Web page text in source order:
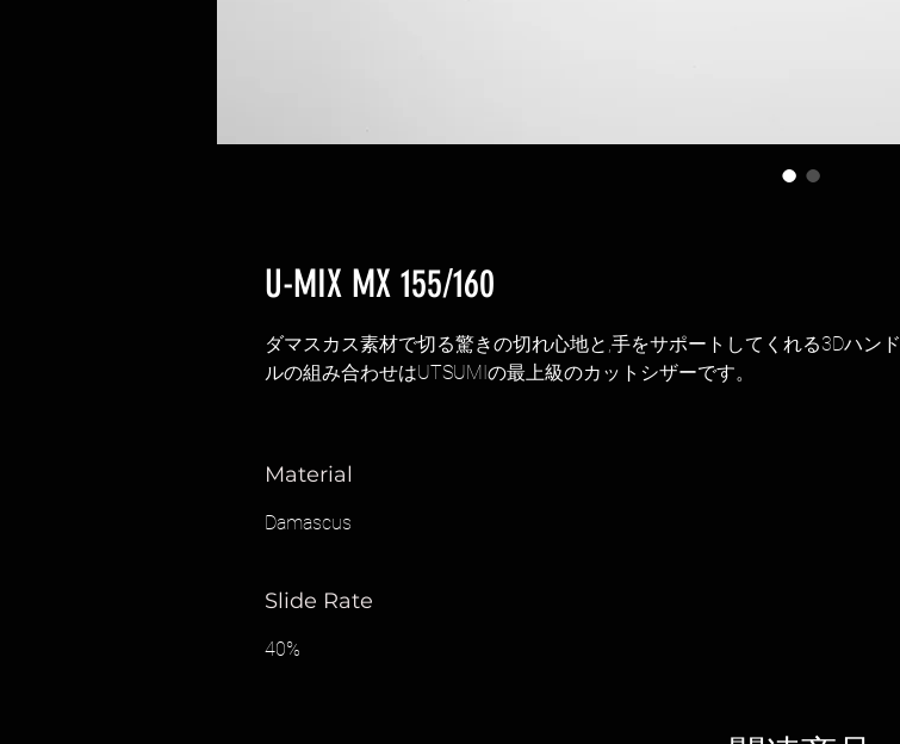
U-MIX MX 155/160
ダマスカス素材で切る驚きの切れ心地と,手をサポートしてくれる3Dハンド
ルの組み合わせはUTSUMIの最上級のカットシザーです。
Material
Damascus
Slide Rate
40%